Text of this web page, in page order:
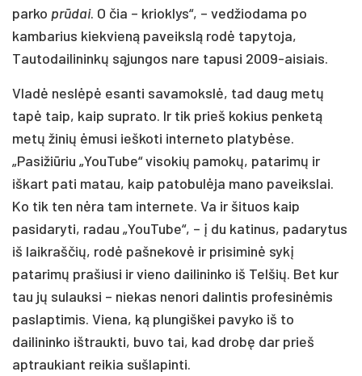
parko prūdai. O čia – krioklys“, – vedžiodama po
kambarius kiekvieną paveikslą rodė tapytoja,
Tautodailininkų sąjungos nare tapusi 2009-aisiais.
Vladė neslėpė esanti savamokslė, tad daug metų
tapė taip, kaip suprato. Ir tik prieš kokius penketą
metų žinių ėmusi ieškoti interneto platybėse.
„Pasižiūriu „YouTube“ visokių pamokų, patarimų ir
iškart pati matau, kaip patobulėja mano paveikslai.
Ko tik ten nėra tam internete. Va ir šituos kaip
pasidaryti, radau „YouTube“, – į du katinus, padarytus
iš laikraščių, rodė pašnekovė ir prisiminė sykį
patarimų prašiusi ir vieno dailininko iš Telšių. Bet kur
tau jų sulauksi – niekas nenori dalintis profesinėmis
paslaptimis. Viena, ką plungiškei pavyko iš to
dailininko ištraukti, buvo tai, kad drobę dar prieš
aptraukiant reikia sušlapinti.